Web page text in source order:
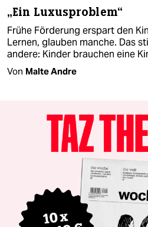
„Ein Luxusproblem“
Frühe Förderung erspart den
Lernen, glauben manche. Das
andere: Kinder brauchen eine
Von Malte Andre